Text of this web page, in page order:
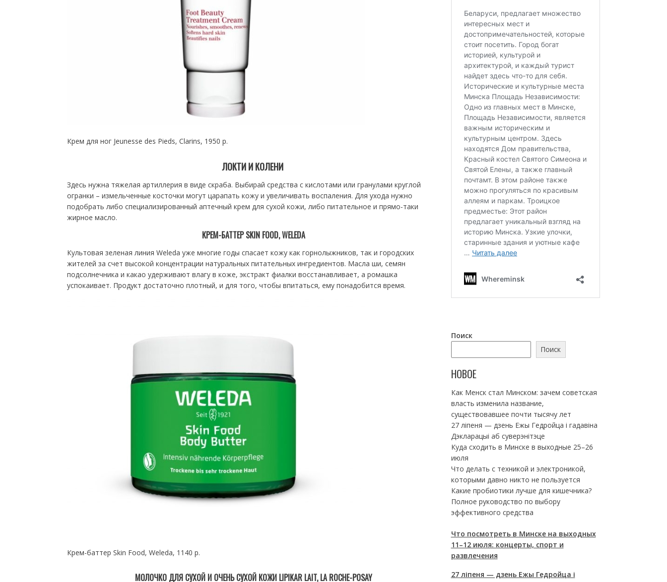
Крем для ног Jeunesse des Pieds, Clarins, 1950 р.
ЛОКТИ И КОЛЕНИ
Здесь нужна тяжелая артиллерия в виде скраба. Выбирай средства с кислотами или гранулами круглой
огранки – измельченные косточки могут царапать кожу и увеличивать воспаления. Для ухода нужно
подобрать либо специализированный аптечный крем для сухой кожи, либо питательное и прямо-таки
жирное масло.
КРЕМ-БАТТЕР SKIN FOOD, WELEDA
Культовая зеленая линия Weleda уже многие годы спасает кожу как горнолыжников, так и городских
жителей за счет высокой концентрации натуральных питательных ингредиентов. Масла ши, семян
подсолнечника и какао удерживают влагу в коже, экстракт фиалки восстанавливает, а ромашка
успокаивает. Продукт достаточно плотный, и для того, чтобы впитаться, ему понадобится время.
Крем-баттер Skin Food, Weleda, 1140 р.
МОЛОЧКО ДЛЯ СУХОЙ И ОЧЕНЬ СУХОЙ КОЖИ LIPIKAR LAIT, LA ROCHE-POSAY
Поиск
Поиск
НОВОЕ
Как Менск стал Минском: зачем советская
власть изменила название,
существовавшее почти тысячу лет
27 ліпеня — дзень Ежы Гедройца і гадавіна
Дэкларацыі аб суверэнітэце
Куда сходить в Минске в выходные 25–26
июля
Что делать с техникой и электроникой,
которыми давно никто не пользуется
Какие пробиотики лучше для кишечника?
Полное руководство по выбору
эффективного средства
Что посмотреть в Минске на выходных
11–12 июля: концерты, спорт и
развлечения
27 ліпеня — дзень Ежы Гедройца і